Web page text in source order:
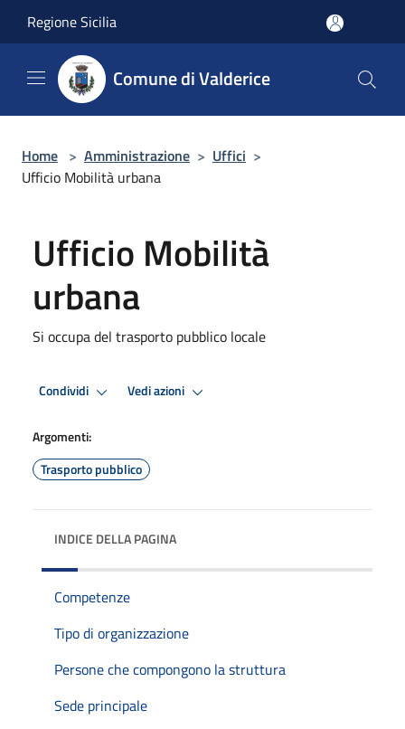
Regione Sicilia
Comune di Valderice
Home > Amministrazione > Uffici >
Ufficio Mobilità urbana
Ufficio Mobilità
urbana
Si occupa del trasporto pubblico locale
Condividi Vedi azioni
Argomenti:
Trasporto pubblico
INDICE DELLA PAGINA
Competenze
Tipo di organizzazione
Persone che compongono la struttura
Sede principale